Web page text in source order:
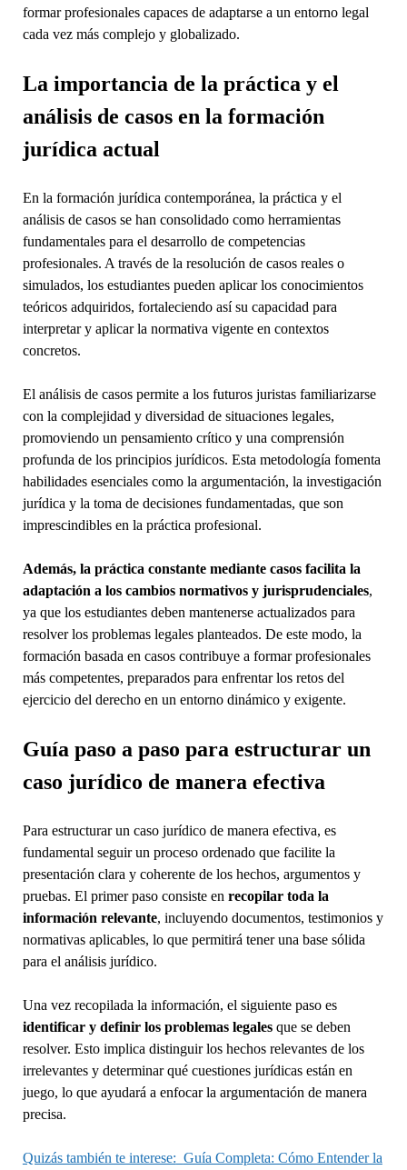
formar profesionales capaces de adaptarse a un entorno legal
cada vez más complejo y globalizado.
La importancia de la práctica y el
análisis de casos en la formación
jurídica actual
En la formación jurídica contemporánea, la práctica y el
análisis de casos se han consolidado como herramientas
fundamentales para el desarrollo de competencias
profesionales. A través de la resolución de casos reales o
simulados, los estudiantes pueden aplicar los conocimientos
teóricos adquiridos, fortaleciendo así su capacidad para
interpretar y aplicar la normativa vigente en contextos
concretos.
El análisis de casos permite a los futuros juristas familiarizarse
con la complejidad y diversidad de situaciones legales,
promoviendo un pensamiento crítico y una comprensión
profunda de los principios jurídicos. Esta metodología fomenta
habilidades esenciales como la argumentación, la investigación
jurídica y la toma de decisiones fundamentadas, que son
imprescindibles en la práctica profesional.
Además, la práctica constante mediante casos facilita la
adaptación a los cambios normativos y jurisprudenciales,
ya que los estudiantes deben mantenerse actualizados para
resolver los problemas legales planteados. De este modo, la
formación basada en casos contribuye a formar profesionales
más competentes, preparados para enfrentar los retos del
ejercicio del derecho en un entorno dinámico y exigente.
Guía paso a paso para estructurar un
caso jurídico de manera efectiva
Para estructurar un caso jurídico de manera efectiva, es
fundamental seguir un proceso ordenado que facilite la
presentación clara y coherente de los hechos, argumentos y
pruebas. El primer paso consiste en recopilar toda la
información relevante, incluyendo documentos, testimonios y
normativas aplicables, lo que permitirá tener una base sólida
para el análisis jurídico.
Una vez recopilada la información, el siguiente paso es
identificar y definir los problemas legalesque se deben
resolver. Esto implica distinguir los hechos relevantes de los
irrelevantes y determinar qué cuestiones jurídicas están en
juego, lo que ayudará a enfocar la argumentación de manera
precisa.
Quizás también te interese: Guía Completa: Cómo Entender la